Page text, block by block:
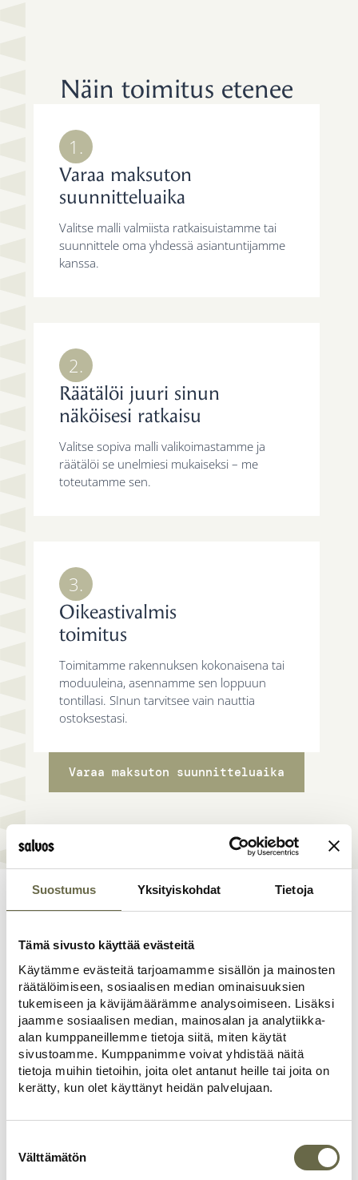
Suostumus Yksityiskohdat Tietoja
Tämä sivusto käyttää evästeitä
Käytämme evästeitä tarjoamamme sisällön ja mainosten
räätälöimiseen, sosiaalisen median ominaisuuksien
tukemiseen ja kävijämäärämme analysoimiseen. Lisäksi
jaamme sosiaalisen median, mainosalan ja analytiikka-
alan kumppaneillemme tietoja siitä, miten käytät
sivustoamme. Kumppanimme voivat yhdistää näitä
tietoja muihin tietoihin, joita olet antanut heille tai joita on
kerätty, kun olet käyttänyt heidän palvelujaan.
valinta
Välttämätön
Näin toimitus etenee
1.
Varaa maksuton
suunnitteluaika
Valitse malli valmiista ratkaisuistamme tai
suunnittele oma yhdessä asiantuntijamme
kanssa.
2.
Räätälöi juuri sinun
näköisesi ratkaisu
Valitse sopiva malli valikoimastamme ja
räätälöi se unelmiesi mukaiseksi – me
toteutamme sen.
3.
Oikeastivalmis
toimitus
Toimitamme rakennuksen kokonaisena tai
moduuleina, asennamme sen loppuun
tontillasi. SInun tarvitsee vain nauttia
ostoksestasi.
Varaa maksuton suunnitteluaika
Asiakkaiden kokemuksia
Anu
Tampere
1 month ago